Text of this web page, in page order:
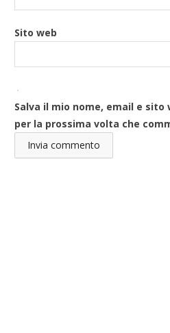
Sito web
Salva il mio nome, email e
per la prossima volta che